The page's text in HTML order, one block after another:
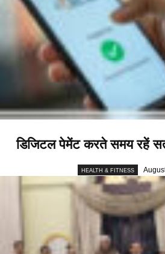
डिजिटल पेमेंट करते समय रहें
HEALTH & FITNESS